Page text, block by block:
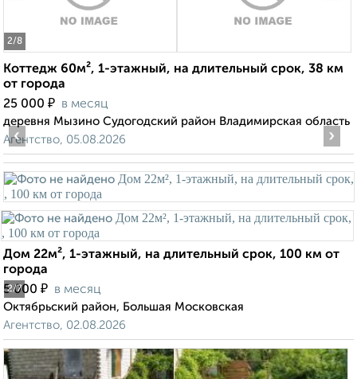
2/8
Коттедж 60м², 1-этажный, на длительный срок, 38 км
от города
25 000 ₽ в месяц
деревня Мызино Судогодский район Владимирская область
Агентство, 05.08.2026
2/7
‹ ›
Дом 22м², 1-этажный, на длительный срок, 100 км от
города
5 000 ₽ в месяц
Октябрьский район, Большая Московская
Агентство, 02.08.2026